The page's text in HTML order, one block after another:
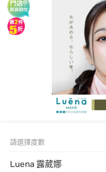
Luena 露葳娜
請選擇度數